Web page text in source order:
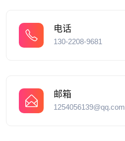
电话
130-2208-9681
邮箱
1254056139@qq.com